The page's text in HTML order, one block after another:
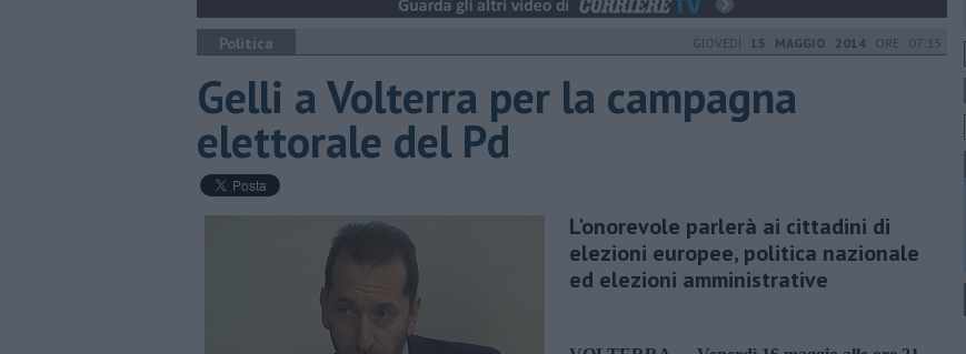
Politica GIOVEDÌ 15 MAGGIO 2014 ORE 07:15
Gelli a Volterra per la campagna
elettorale del Pd
L'onorevole parlerà ai cittadini di
elezioni europee, politica nazionale
ed elezioni amministrative